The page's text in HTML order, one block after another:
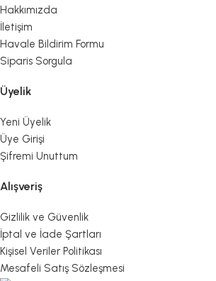
Hakkımızda
İletişim
Havale Bildirim Formu
Siparis Sorgula
Üyelik
Yeni Üyelik
Üye Girişi
Şifremi Unuttum
Alışveriş
Gizlilik ve Güvenlik
İptal ve İade Şartları
Kişisel Veriler Politikası
Mesafeli Satış Sözleşmesi